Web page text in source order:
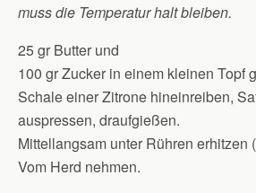
muss die Temperatur halt bleiben.
25 gr Butter und
100 gr Zucker in einem kleinen Topf
Schale einer Zitrone hineinreiben,
auspressen, draufgießen.
Mittellangsam unter Rühren erhitzen
Vom Herd nehmen.